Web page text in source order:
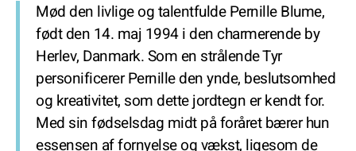
Mød den livlige og talentfulde Pernille Blume,
født den 14. maj 1994 i den charmerende by
Herlev, Danmark. Som en strålende Tyr
personificerer Pernille den ynde, beslutsomhed
og kreativitet, som dette jordtegn er kendt for.
Med sin fødselsdag midt på foråret bærer hun
essensen af fornyelse og vækst, ligesom de